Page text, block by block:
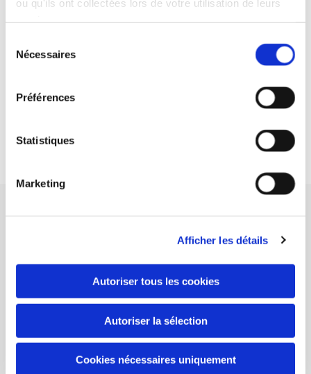
ou qu'ils ont collectées lors de votre utilisation de leurs
Nécessaires
Préférences
Statistiques
Marketing
Afficher les détails
Autoriser tous les cookies
Autoriser la sélection
Cookies nécessaires uniquement
Je suis Michel Peretti, un sculpteur Corse
Un Art Sculptural de Qualité Supérieure
sa vocation en 2020, transformant une période
transitoire en une opportunité d'embrasser sa
passion artistique. Après une carrière dans le
secteur public et en tant que chef d'entreprise, il a
décidé de réaliser son rêve de devenir un artiste